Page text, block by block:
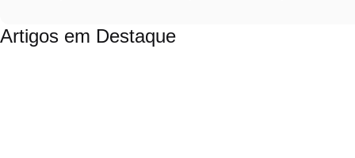
Artigos em Destaque